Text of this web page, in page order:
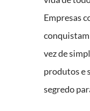
Empresas
conquistam
vez de
produtos e
segredo